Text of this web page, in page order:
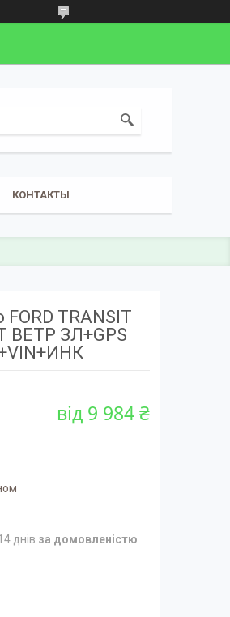
КОНТАКТЫ
TRANSIT
ВЕТР ЗЛ+GPS
від 9 984 ₴
днів за домовленістю